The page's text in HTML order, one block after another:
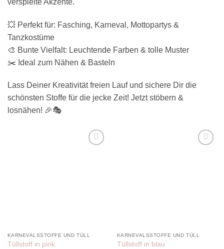
💥 Perfekt für: Fasching, Karneval, Mottopartys &
Tanzkostüme
🎨 Bunte Vielfalt: Leuchtende Farben & tolle Muster
✂️ Ideal zum Nähen & Basteln
Lass Deiner Kreativität freien Lauf und sichere Dir die
schönsten Stoffe für die jecke Zeit! Jetzt stöbern &
losnähen! 🎉🎭
KARNEVALSSTOFFE UND TÜLL
Tüllstoff in pink
KARNEVALSSTOFFE UND TÜLL
Tüllstoff in blau